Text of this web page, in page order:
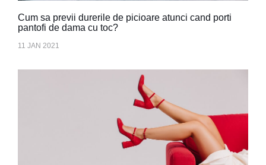
Cum sa previi durerile de picioare atunci cand porti
pantofi de dama cu toc?
11 JAN 2021